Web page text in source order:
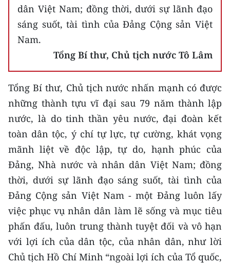
dân Việt Nam; đồng thời, dưới sự lãnh đạo
sáng suốt, tài tình của Đảng Cộng sản Việt
Nam.
Tổng Bí thư, Chủ tịch nước Tô Lâm
Tổng Bí thư, Chủ tịch nước nhấn mạnh có được
những thành tựu vĩ đại sau 79 năm thành lập
nước, là do tinh thần yêu nước, đại đoàn kết
toàn dân tộc, ý chí tự lực, tự cường, khát vọng
mãnh liệt về độc lập, tự do, hạnh phúc của
Đảng, Nhà nước và nhân dân Việt Nam; đồng
thời, dưới sự lãnh đạo sáng suốt, tài tình của
Đảng Cộng sản Việt Nam - một Đảng luôn lấy
việc phục vụ nhân dân làm lẽ sống và mục tiêu
phấn đấu, luôn trung thành tuyệt đối và vô hạn
với lợi ích của dân tộc, của nhân dân, như lời
Chủ tịch Hồ Chí Minh “ngoài lợi ích của Tổ quốc,